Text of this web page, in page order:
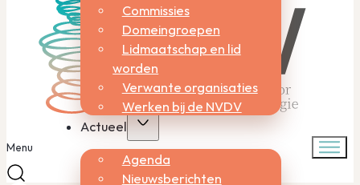
Commissies
Domeingroepen
Lidmaatschap en lid
worden
Verwante organisaties
Werken bij de NVDV
Actueel
Agenda
Nieuwsberichten
Menu